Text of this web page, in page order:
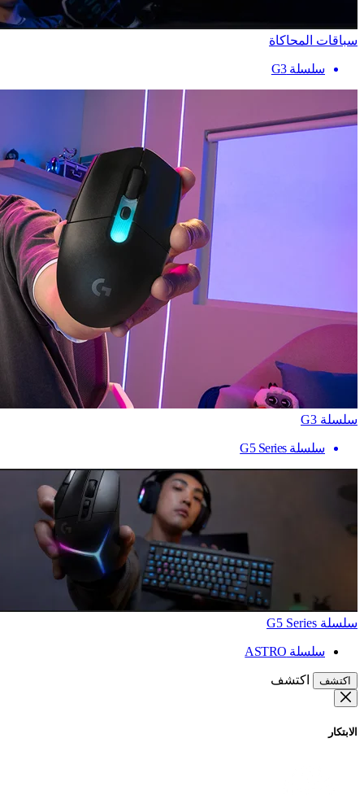
سباقات المحاكاة
سلسلة G3
سلسلة G3
سلسلة G5 Series
سلسلة G5 Series
سلسلة ASTRO
اكتشف اكتشف
الابتكار